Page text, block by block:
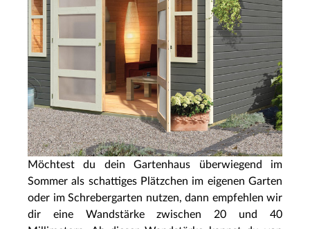
Möchtest du dein Gartenhaus überwiegend im
Sommer als schattiges Plätzchen im eigenen Garten
oder im Schrebergarten nutzen, dann empfehlen wir
dir eine Wandstärke zwischen 20 und 40